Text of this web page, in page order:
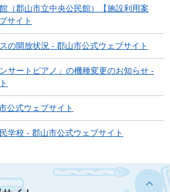
（郡山市立中央公民館）【施設利用案
サイト
の開放状況 - 郡山市公式ウェブサイト
サートピアノ」の機種変更のお知らせ -
公式ウェブサイト
学校 - 郡山市公式ウェブサイト